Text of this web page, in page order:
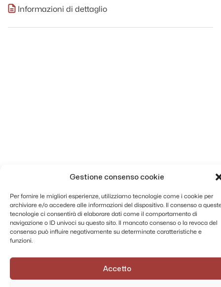
Gestione consenso cookie
Per fornire le migliori esperienze, utilizziamo tecnologie come i cookie per
archiviare e/o accedere alle informazioni del dispositivo. Il consenso a
tecnologie ci consentirà di elaborare dati come il comportamento di
navigazione o ID univoci su questo sito. Il mancato consenso o la revoca del
consenso può influire negativamente su determinate caratteristiche e
funzioni.
Accetto
Informazioni di dettaglio